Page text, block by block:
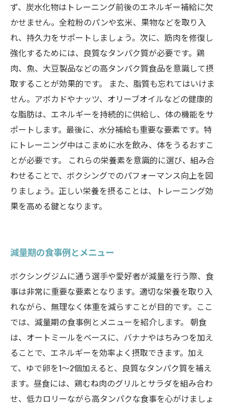
ず、炭水化物はトレーニング前後のエネルギー補給に欠
かせません。全粒粉のパンや玄米、果物などを取り入
れ、持久力をサポートしましょう。次に、筋肉を修復し
強化するためには、良質なタンパク質が必要です。鶏
肉、魚、大豆製品などの高タンパク質食品を意識して摂
取することが効果的です。 また、脂質も忘れてはいけま
せん。アボカドやナッツ、オリーブオイルなどの健康的
な脂肪は、エネルギーを持続的に供給し、体の機能をサ
ポートします。最後に、水分補給も重要な要素です。特
にトレーニング中はこまめに水を飲み、体をうるおすこ
とが必要です。 これらの栄養素を意識的に選び、組み合
わせることで、ボクシングでのパフォーマンス向上を図
りましょう。正しい栄養を摂ることは、トレーニング効
果を高める鍵となります。
減量期の食事例とメニュー
ボクシングジムに通う選手や愛好者が減量を行う際、食
事は非常に重要な要素となります。適切な栄養を取り入
れながら、無理なく体重を減らすことが目的です。ここ
では、減量期の食事例とメニューを紹介します。 朝食
は、オートミールをベースに、バナナやはちみつを加え
ることで、エネルギーを効率よく摂取できます。加え
て、ゆで卵を1〜2個加えると、良質なタンパク質を補え
ます。昼食には、鶏むね肉のグリルとサラダを組み合わ
せ、低カロリーながら高タンパクな食事を心がけましょ